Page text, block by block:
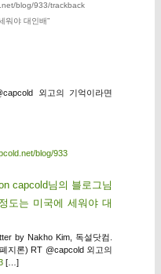
blog/933/trackback
워야 대인배”
외고의 기억이라면
blog/933
capcold님의 블로그님
도는 미국에 세워야 대
by Nakho Kim, 독설닷컴.
지론) RT @capcold 외고의
[…]